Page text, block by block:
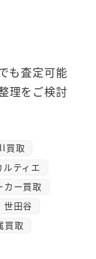
も査定可能
理をご検討
買取
ルティエ
カー買取
世田谷
買取